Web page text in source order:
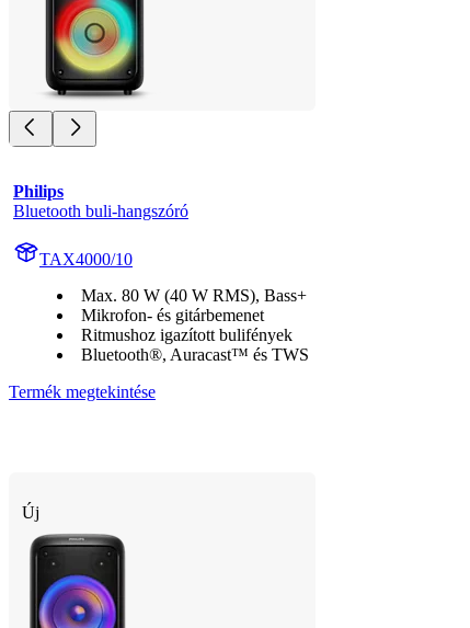
Philips
Bluetooth buli-hangszóró
TAX4000/10
Max. 80 W (40 W RMS), Bass+
Mikrofon- és gitárbemenet
Ritmushoz igazított bulifények
Bluetooth®, Auracast™ és TWS
Termék megtekintése
Új